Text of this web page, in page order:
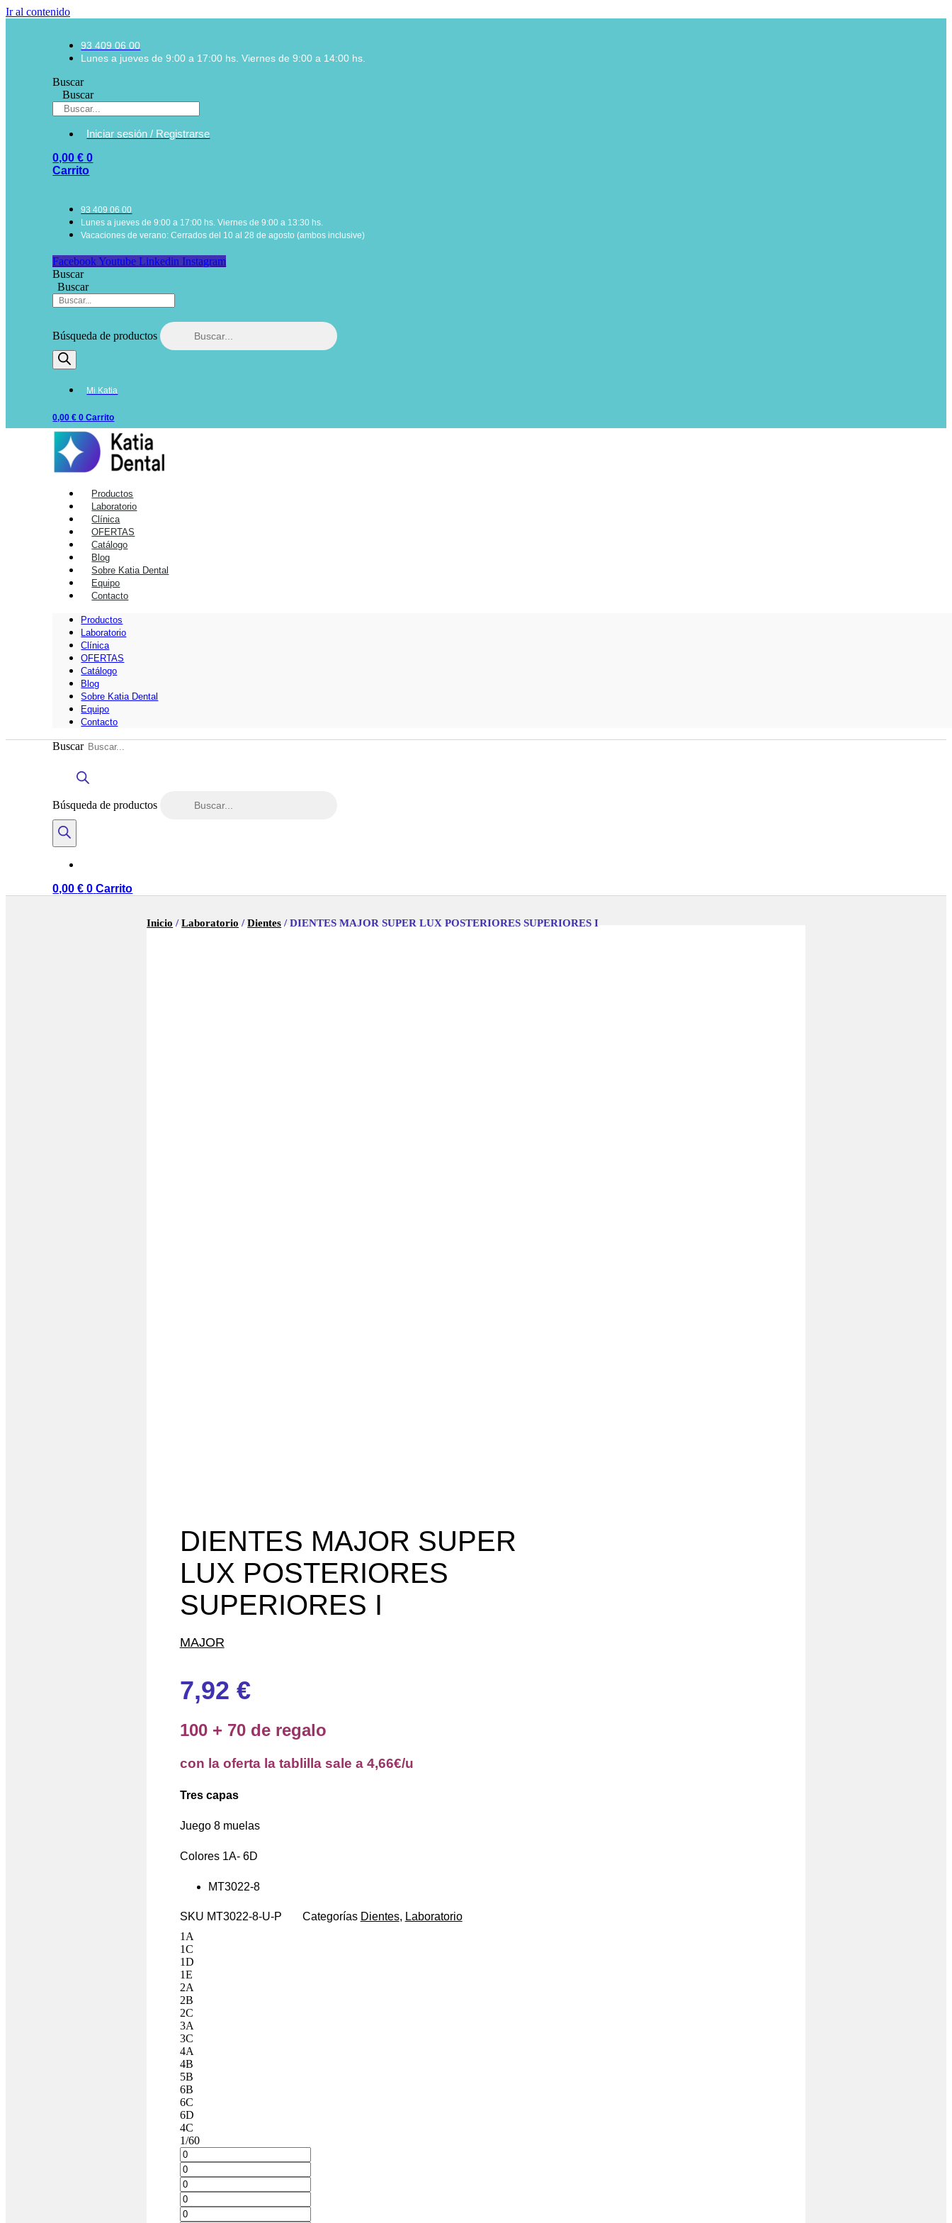
Ir al contenido
93 409 06 00
Lunes a jueves de 9:00 a 17:00 hs. Viernes de 9:00 a 14:00 hs.
Buscar
Buscar
Iniciar sesión / Registrarse
0,00€ 0
Carrito
93 409 06 00
Lunes a jueves de 9:00 a 17:00 hs. Viernes de 9:00 a 13:30 hs.
Vacaciones de verano: Cerrados del 10 al 28 de agosto (ambos inclusive)
Facebook Youtube Linkedin Instagram
Buscar
Buscar
Búsqueda de productos
Mi Katia
0,00€ 0 Carrito
Productos
Laboratorio
Clínica
OFERTAS
Catálogo
Blog
Sobre Katia Dental
Equipo
Contacto
Productos
Laboratorio
Clínica
OFERTAS
Catálogo
Blog
Sobre Katia Dental
Equipo
Contacto
Buscar
Búsqueda de productos
0,00€ 0 Carrito
Inicio /Laboratorio /Dientes / DIENTES MAJOR SUPER LUX POSTERIORES SUPERIORES I
DIENTES MAJOR SUPER
LUX POSTERIORES
SUPERIORES I
MAJOR
7,92 €
100 + 70 de regalo
con la oferta la tablilla sale a 4,66€/u
Tres capas
Juego 8 muelas
Colores 1A- 6D
MT3022-8
SKU MT3022-8-U-P Categorías Dientes, Laboratorio
1A
1C
1D
1E
2A
2B
2C
3A
3C
4A
4B
5B
6B
6C
6D
4C
1/60